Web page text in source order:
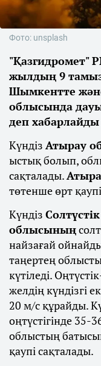
Фото: unsplash
"Қазгидромет"
жылдың 9
Шымкентте
облысында
деп хабарлайды
Күндіз Атырау
ыстық болып,
сақталады.
төтенше өрт
Күндіз
облысының
найзағай
таңертең
күтіледі.
желдің күндізгі
20 м/с құрайды.
оңтүстігінде 35-
облыстың
қаупі сақталады.